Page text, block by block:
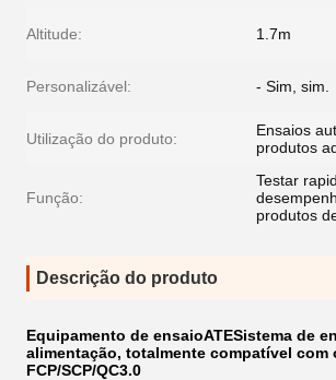
Altitude: 1.7m
Personalizável: - Sim, sim.
Utilização do produto:
Ensaios
produtos
Função:
Testar
produtos
Descrição do produto
Equipamento de ensaioATESistema de
alimentação, totalmente compatível
FCP/SCP/QC3.0